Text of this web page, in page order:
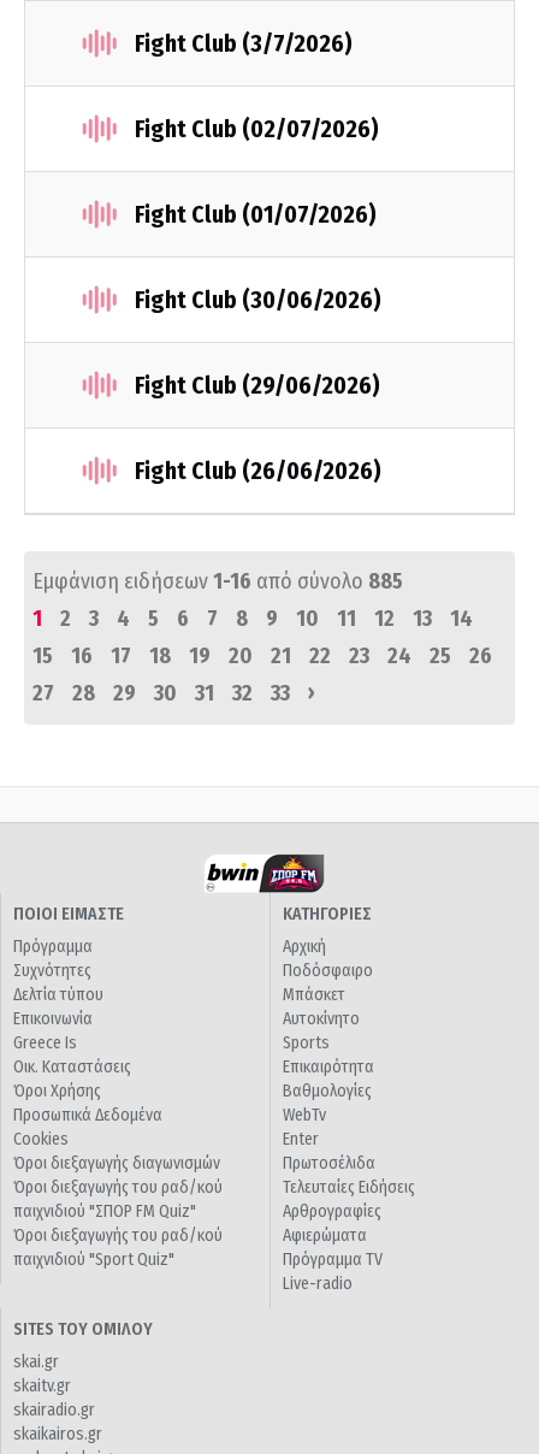
Fight Club (3/7/2026)
Fight Club (02/07/2026)
Fight Club (01/07/2026)
Fight Club (30/06/2026)
Fight Club (29/06/2026)
Fight Club (26/06/2026)
Εμφάνιση ειδήσεων1-16 από σύνολο 885
1
2 3 4 5 6 7 8 9 10 11 12 13
14
15
16 17 18 19 20 21 22 23 24 25
26
27
28 29 30 31 32 33 ›
ΠΟΙΟΙ ΕΙΜΑΣΤΕ
Πρόγραμμα
Συχνότητες
Δελτία τύπου
Επικοινωνία
Greece Is
Οικ. Καταστάσεις
Όροι Χρήσης
Προσωπικά Δεδομένα
Cookies
Όροι διεξαγωγής διαγωνισμών
Όροι διεξαγωγής του ραδ/κού
παιχνιδιού "ΣΠΟΡ FM Quiz"
Όροι διεξαγωγής του ραδ/κού
παιχνιδιού "Sport Quiz"
ΚΑΤΗΓΟΡΙΕΣ
Αρχική
Ποδόσφαιρο
Μπάσκετ
Αυτοκίνητο
Sports
Επικαιρότητα
Βαθμολογίες
WebTv
Enter
Πρωτοσέλιδα
Τελευταίες Ειδήσεις
Αρθρογραφίες
Αφιερώματα
Πρόγραμμα TV
Live-radio
SITES ΤΟΥ ΟΜΙΛΟΥ
skai.gr
skaitv.gr
skairadio.gr
skaikairos.gr